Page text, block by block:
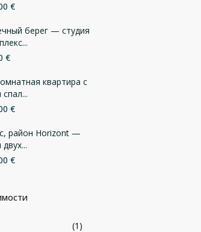
€
берег — студия
€
квартира с
€
район Horizont —
€
(1)